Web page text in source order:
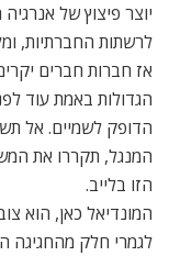
יוצר פיצוץ של
לרשתות החברתיות,
אז חברות חברים
הגדולות באמת עוד
הדופק לשמיים. אל
המנגל, תקררו את
הזו בלייב.
המונדיאל כאן, הוא
לגמרי חלק מהחגיגה